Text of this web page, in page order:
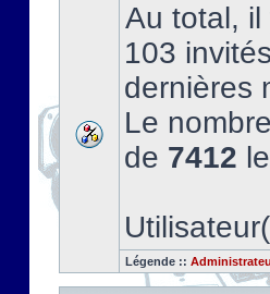
Au total, il
103
dernières
Le
de 7412
Légende ::